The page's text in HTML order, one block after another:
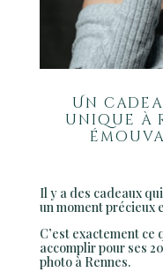
Un
unique à
Il y a des cadeaux
un moment précieux
C’est exactement ce
accomplir pour ses
photo à Rennes.